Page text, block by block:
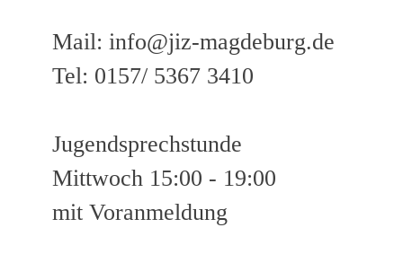
Mail: info@jiz-magdeburg.de
Tel: 0157/ 5367 3410
Jugendsprechstunde
Mittwoch 15:00 - 19:00
mit Voranmeldung